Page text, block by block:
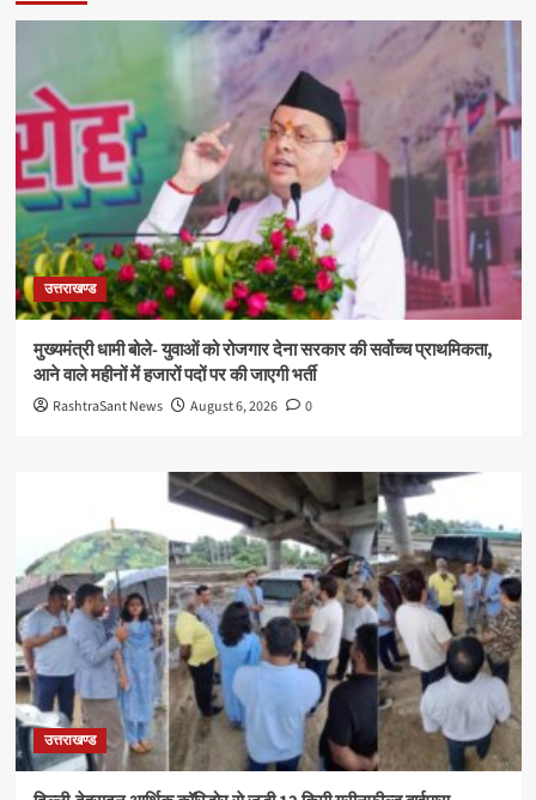
उत्तराखण्ड
मुख्यमंत्री धामी बोले- युवाओं को रोजगार देना सरकार की सर्वोच्च प्राथमिकता,
आने वाले महीनों में हजारों पदों पर की जाएगी भर्ती
RashtraSant News August 6, 2026 0
उत्तराखण्ड